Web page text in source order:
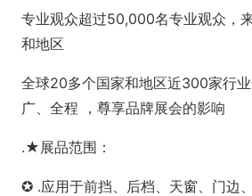
专业观众超过50,000名专业观众，
和地区
全球20多个国家和地区近300家行
广、全程 ，尊享品牌展会的影响
.★展品范围：
✪ .应用于前挡、后档、天窗、门边